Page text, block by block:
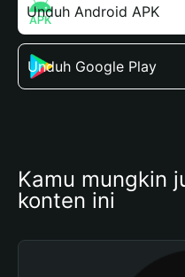
Unduh Android APK
Unduh Google Play
Kamu mungkin
konten ini